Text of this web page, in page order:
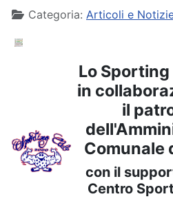
Categoria: Articoli e
Lo
in
il
Comunale
con il
Centro